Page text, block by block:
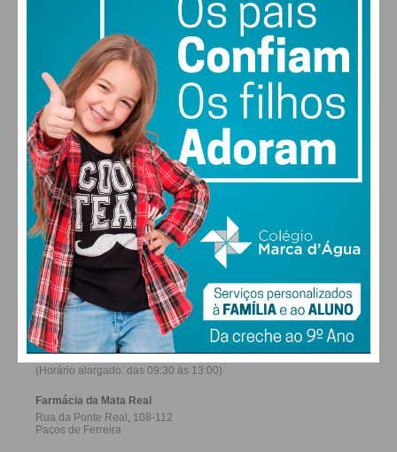
DOM SEG
30°
TER
31
QUA
ALTERAR
FARMACIAS DE SERVIÇO EM PAÇOS DE
FERREIRA